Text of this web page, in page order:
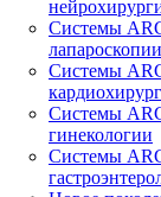
Системы
лапароскопии
Системы
Системы
гинекологии
Системы